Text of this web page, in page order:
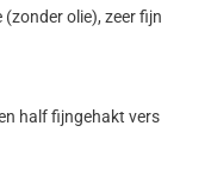
olie), zeer fijn
half fijngehakt vers